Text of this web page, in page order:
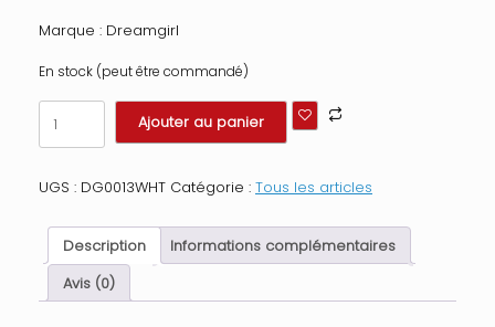
Marque : Dreamgirl
En stock (peut être commandé)
quantité
de
Bas
blancs
porte
jarretelles
dentelle
intégré
Ajouter au panier
UGS : DG0013WHT Catégorie : Tous les articles
Description
Informations complémentaires
Avis (0)